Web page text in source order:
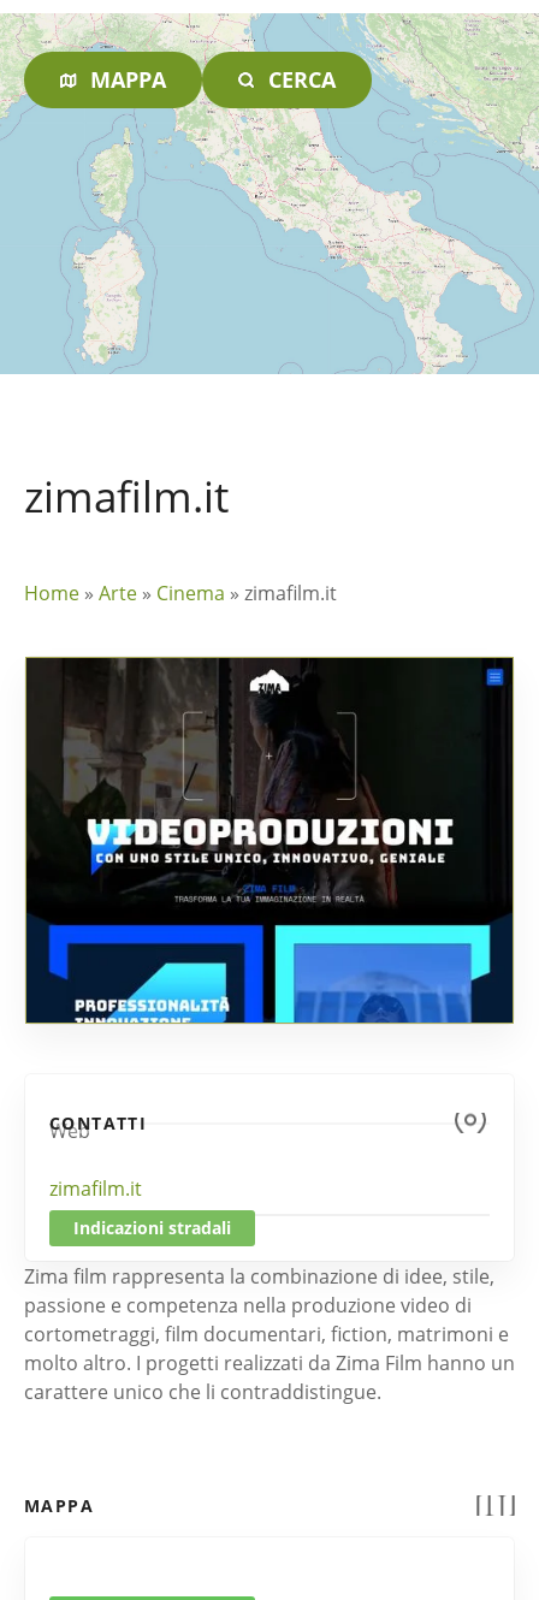
MAPPA CERCA
zimafilm.it
Home » Arte » Cinema » zimafilm.it
CONTATTI
Web
zimafilm.it
Indicazioni stradali
Zima film rappresenta la combinazione di idee, stile,
passione e competenza nella produzione video di
cortometraggi, film documentari, fiction, matrimoni e
molto altro. I progetti realizzati da Zima Film hanno un
carattere unico che li contraddistingue.
MAPPA